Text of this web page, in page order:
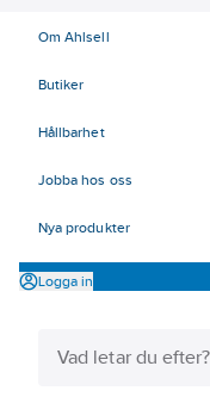
Om Ahlsell
Butiker
Hållbarhet
Jobba hos oss
Nya produkter
Logga in